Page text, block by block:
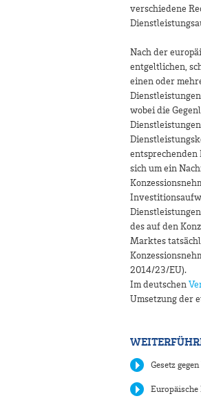
verschiedene
Nach der
entgeltlichen,
einen oder
wobei die
entsprechenden
sich um ein
des auf den
Marktes
2014/23/EU).
Im deutschen
Umsetzung der
Gesetz